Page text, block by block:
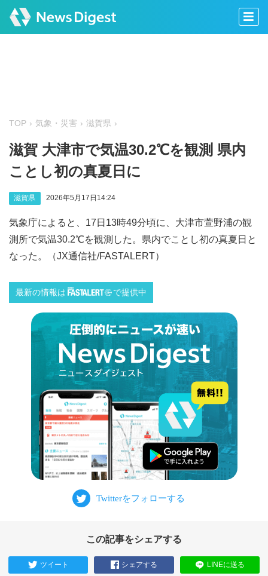
TOP 気象・災害 滋賀県
滋賀 大津市で気温30.2℃を観測 県内
ことし初の真夏日に
滋賀県 2026年5月17日14:24
気象庁によると、17日13時49分頃に、大津市萱野浦の観
測所で気温30.2℃を観測した。県内でことし初の真夏日と
なった。（JX通信社/FASTALERT）
最新の情報は で提供中
この記事をシェアする
ツイート シェアする LINEに送る